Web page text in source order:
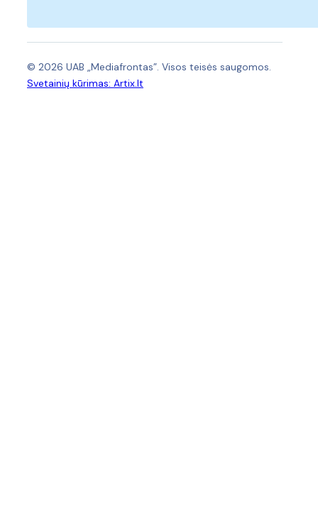
© 2026 UAB „Mediafrontas”. Visos teisės saugomos.
Svetainių kūrimas: Artix.lt